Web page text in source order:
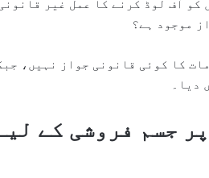
آف لوڈ کرنے کا عمل غیر
موجود ہے؟
کا کوئی قانونی جواز نہیں،
دیا۔
جسم فروشی کے